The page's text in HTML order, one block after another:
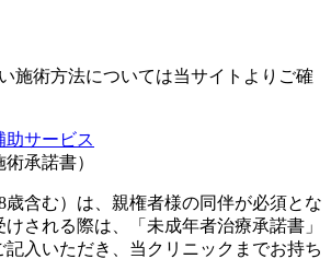
施術方法については当サイトよりご確
助サービス
承諾書）
歳含む）は、親権者様の同伴が必須とな
される際は、「未成年者治療承諾書」
記入いただき、当クリニックまでお持ち